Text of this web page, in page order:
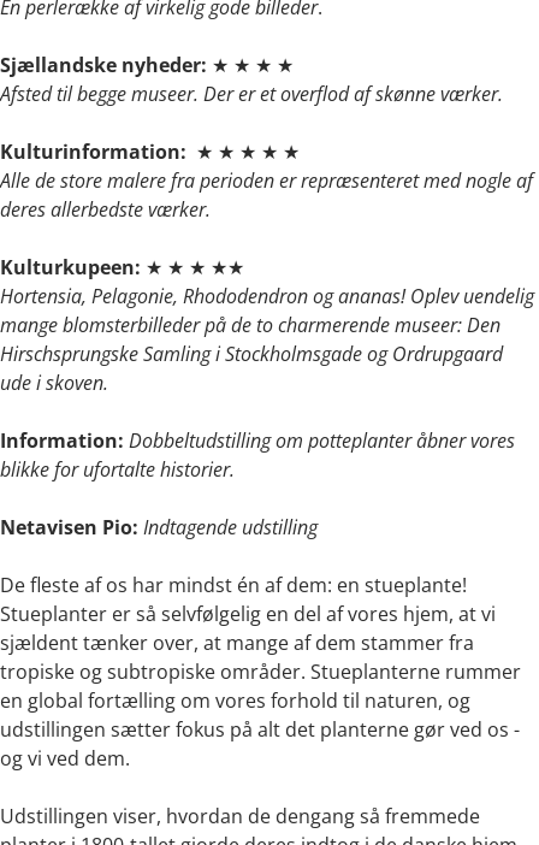
En perlerække af virkelig gode billeder.
Sjællandske nyheder: ★ ★ ★ ★
Afsted til begge museer. Der er et overflod af skønne værker.
Kulturinformation: ★ ★ ★ ★ ★
Alle de store malere fra perioden er repræsenteret med nogle af
deres allerbedste værker.
Kulturkupeen: ★ ★ ★ ★★
Hortensia, Pelagonie, Rhododendron og ananas! Oplev uendelig
mange blomsterbilleder på de to charmerende museer: Den
Hirschsprungske Samling i Stockholmsgade og Ordrupgaard
ude i skoven.
Information: Dobbeltudstilling om potteplanter åbner vores
blikke for ufortalte historier.
Netavisen Pio: Indtagende udstilling
De fleste af os har mindst én af dem: en stueplante!
Stueplanter er så selvfølgelig en del af vores hjem, at vi
sjældent tænker over, at mange af dem stammer fra
tropiske og subtropiske områder. Stueplanterne rummer
en global fortælling om vores forhold til naturen, og
udstillingen sætter fokus på alt det planterne gør ved os -
og vi ved dem.
Udstillingen viser, hvordan de dengang så fremmede